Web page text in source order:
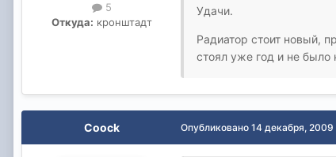
5
Откуда: кронштадт
Удачи.
Радиатор стоит новый,
стоял уже год и не было
Coock Опубликовано 14 декабря, 2009